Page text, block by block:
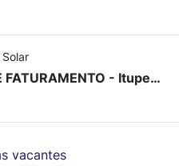
ASSISTENTE DE FATURAMENTO - Itupeva - SP
vacantes